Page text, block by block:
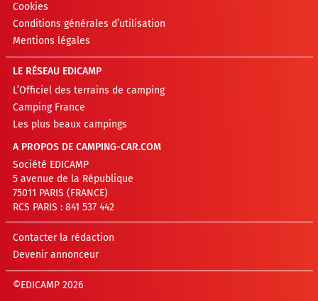
Cookies
Conditions générales d’utilisation
Mentions légales
LE RÉSEAU EDICAMP
L’Officiel des terrains de camping
Camping France
Les plus beaux campings
A PROPOS DE CAMPING-CAR.COM
Société EDICAMP
5 avenue de la République
75011 PARIS (FRANCE)
RCS PARIS : 841 537 442
Contacter la rédaction
Devenir annonceur
©EDICAMP 2026